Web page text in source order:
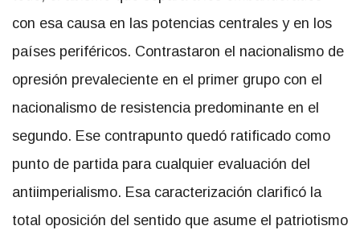
con esa causa en las potencias centrales y en los
países periféricos. Contrastaron el nacionalismo de
opresión prevaleciente en el primer grupo con el
nacionalismo de resistencia predominante en el
segundo. Ese contrapunto quedó ratificado como
punto de partida para cualquier evaluación del
antiimperialismo. Esa caracterización clarificó la
total oposición del sentido que asume el patriotismo